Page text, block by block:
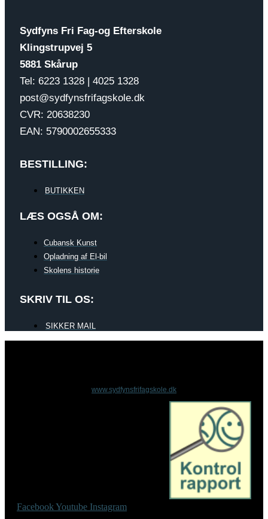
Sydfyns Fri Fag-og Efterskole
Klingstrupvej 5
5881 Skårup
Tel: 6223 1328 | 4025 1328
post@sydfynsfrifagskole.dk
CVR: 20638230
EAN: 5790002655333
BESTILLING:
BUTIKKEN
LÆS OGSÅ OM:
Cubansk Kunst
Opladning af El-bil
Skolens historie
SKRIV TIL OS:
SIKKER MAIL
www.sydfynsfrifagskole.dk
Facebook Youtube Instagram